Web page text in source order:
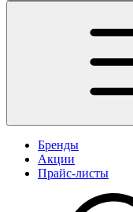
Бренды
Акции
Прайс-листы